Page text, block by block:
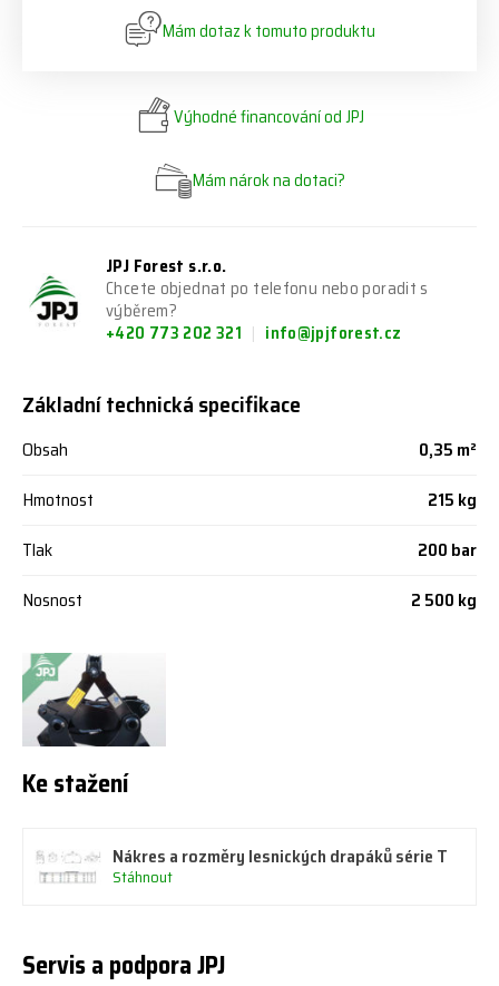
Mám dotaz k tomuto produktu
Výhodné financování od JPJ
Mám nárok na dotaci?
JPJ Forest s.r.o.
Chcete objednat po telefonu nebo poradit s
výběrem?
+420 773 202 321
info@jpjforest.cz
Základní technická specifikace
Obsah
0,35 m²
Hmotnost
215 kg
Tlak
200 bar
Nosnost
2 500 kg
Ke stažení
Nákres a rozměry lesnických drapáků série T
Stáhnout
Servis a podpora JPJ